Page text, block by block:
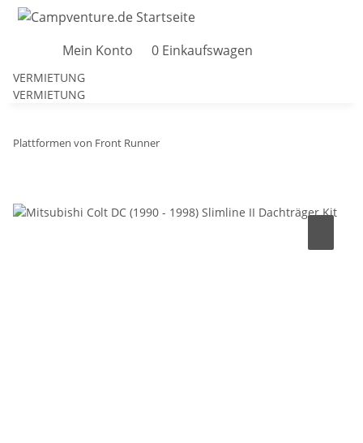
Mein Konto 0 Einkaufswagen
VERMIETUNG
VERMIETUNG
Plattformen von Front Runner